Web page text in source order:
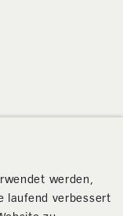
werden,
laufend verbessert